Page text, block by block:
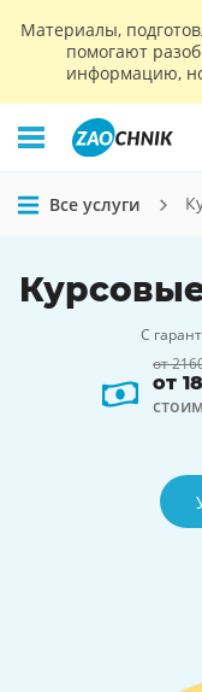
Материалы,
помогают
информацию,
Все услуги
С
от
от